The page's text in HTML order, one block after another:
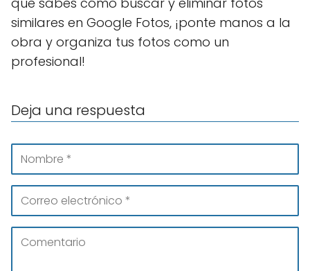
similares en Google Fotos, ¡ponte manos a la
obra y organiza tus fotos como un
profesional!
Deja una respuesta